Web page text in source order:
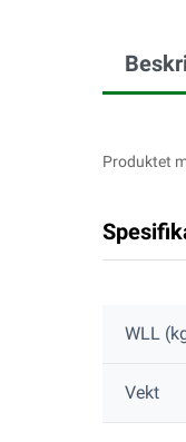
Produktet
WLL
Vekt